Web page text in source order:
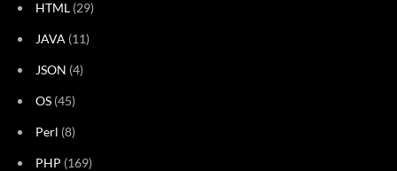
HTML (29)
JAVA (11)
JSON (4)
OS (45)
Perl (8)
PHP (169)